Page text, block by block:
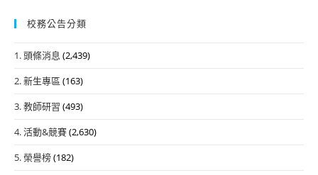
校務公告分類
1. 頭條消息 (2,439)
2. 新生專區 (163)
3. 教師研習 (493)
4. 活動&競賽(2,630)
5. 榮譽榜(182)